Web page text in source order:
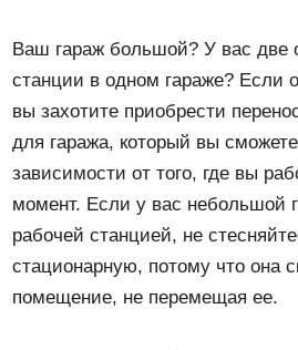
Ваш гараж большой? У вас две
станции в одном гараже? Если
вы захотите приобрести
для гаража, который вы
зависимости от того, где вы
момент. Если у вас небольшой
рабочей станцией, не
стационарную, потому что она
помещение, не перемещая ее.